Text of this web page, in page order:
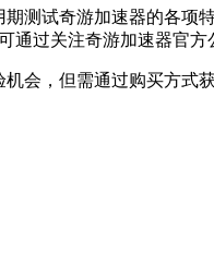
测试奇游加速器的各
过关注奇游加速器官
会，但需通过购买方